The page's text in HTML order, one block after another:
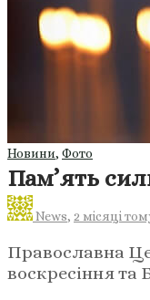
Новини, Фото
Пам’ять
News, 2 місяці
Православна
воскресіння